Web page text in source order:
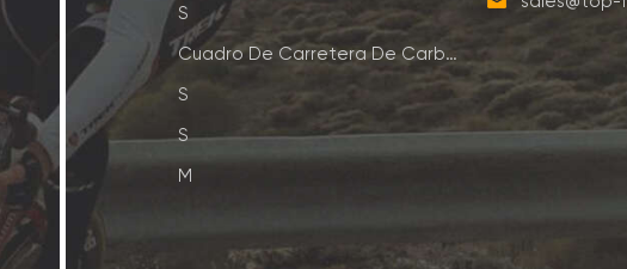
S
Cuadro De Carretera De Carbono
S
S
M